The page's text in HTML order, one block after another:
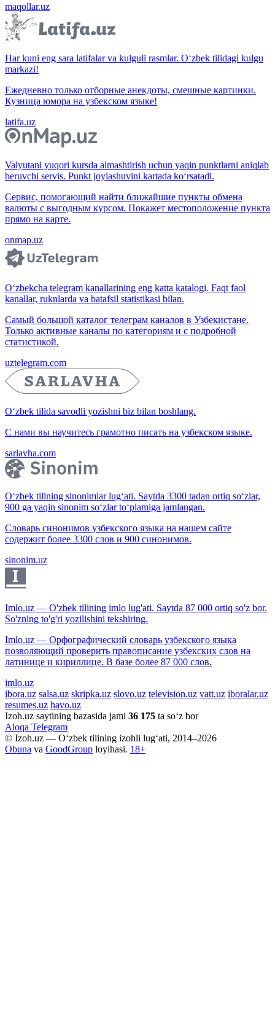
maqollar.uz
Har kuni eng sara latifalar va kulguli rasmlar. O‘zbek tilidagi kulgu
markazi!
Ежедневно только отборные анекдоты, смешные картинки.
Кузница юмора на узбекском языке!
latifa.uz
Valyutani yuqori kursda almashtirish uchun yaqin punktlarni aniqlab
beruvchi servis. Punkt joylashuvini kartada ko‘rsatadi.
Сервис, помогающий найти ближайшие пункты обмена
валюты с выгодным курсом. Покажет местоположение пункта
прямо на карте.
onmap.uz
O‘zbekcha telegram kanallarining eng katta katalogi. Faqt faol
kanallar, ruknlarda va batafsil statistikasi bilan.
Самый большой каталог телеграм каналов в Узбекистане.
Только активные каналы по категориям и с подробной
статистикой.
uztelegram.com
O‘zbek tilida savodli yozishni biz bilan boshlang.
С нами вы научитесь грамотно писать на узбекском языке.
sarlavha.com
O‘zbek tilining sinonimlar lug‘ati. Saytda 3300 tadan ortiq so‘zlar,
900 ga yaqin sinonim so‘zlar to‘plamiga jamlangan.
Словарь синонимов узбекского языка на нашем сайте
содержит более 3300 слов и 900 синонимов.
sinonim.uz
Imlo.uz — O'zbek tilining imlo lug'ati. Saytda 87 000 ortiq so'z bor.
So'zning to'g'ri yozilishini tekshiring.
Imlo.uz — Орфографический словарь узбекского языка
позволяющий проверить правописание узбекских слов на
латинице и кириллице. В базе более 87 000 слов.
imlo.uz
ibora.uz salsa.uz skripka.uz slovo.uz television.uz vatt.uz iboralar.uz
resumes.uz havo.uz
Izoh.uz saytining bazasida jami 36 175 ta so‘z bor
Aloqa Telegram
© Izoh.uz — O‘zbek tilining izohli lug‘ati, 2014–2026
Obuna va GoodGroup loyihasi. 18+